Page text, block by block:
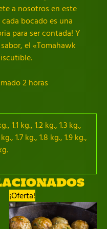
a nosotros en este
bocado es una
para ser contada! Y
el «Tomahawk
2 horas
1.1 kg., 1.2 kg., 1.3 kg.,
1.7 kg., 1.8 kg., 1.9 kg.,
¡Oferta!